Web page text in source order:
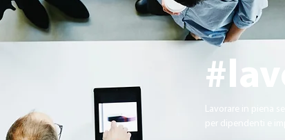
Lavorare in piena
per dipendenti e